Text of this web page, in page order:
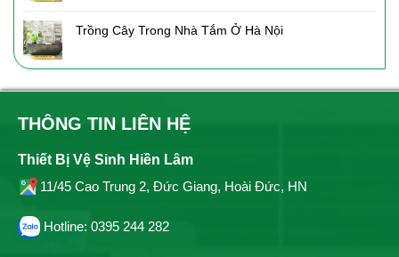
Trồng Cây Trong Nhà Tắm Ở Hà Nội
THÔNG TIN LIÊN HỆ
Thiết Bị Vệ Sinh Hiền Lâm
11/45 Cao Trung 2, Đức Giang, Hoài Đức, HN
Hotline: 0395 244 282